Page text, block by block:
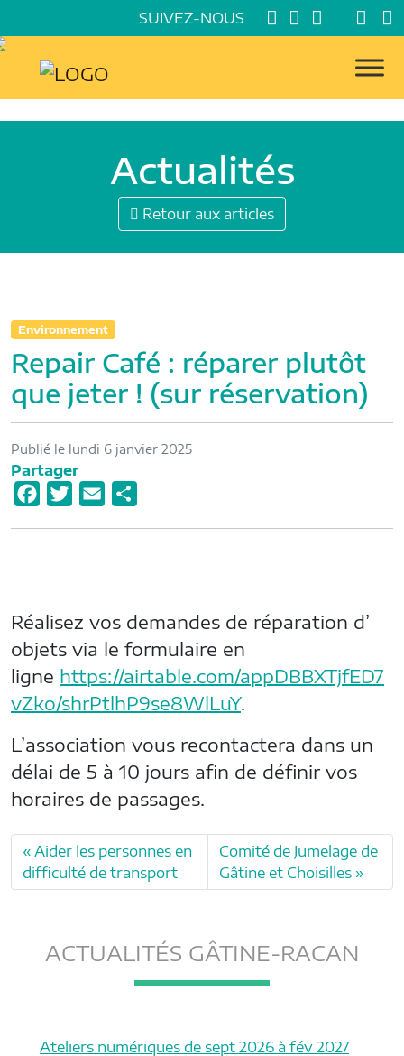
SUIVEZ-NOUS
Actualités
Retour aux articles
Environnement
Repair Café : réparer plutôt
que jeter ! (sur réservation)
Publié le lundi 6 janvier 2025
Partager
o
o
k
e
r
g
e
r
Réalisez vos demandes de réparation d’
objets via le formulaire en
ligne https://airtable.com/appDBBXTjfED7
vZko/shrPtlhP9se8WlLuY.
L’association vous recontactera dans un
délai de 5 à 10 jours afin de définir vos
horaires de passages.
Aider les personnes en
difficulté de transport
Comité de Jumelage de
Gâtine et Choisilles
ACTUALITÉS GÂTINE-RACAN
Ateliers numériques de sept 2026 à fév 2027